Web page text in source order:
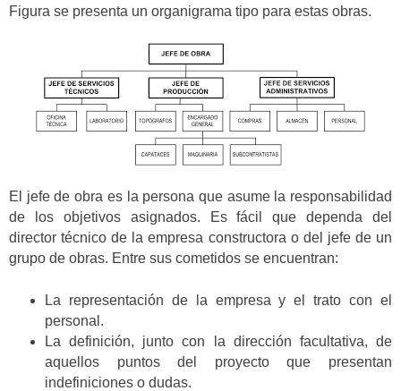
Figura se presenta un organigrama tipo para estas obras.
El jefe de obra es la persona que asume la responsabilidad
de los objetivos asignados. Es fácil que dependa del
director técnico de la empresa constructora o del jefe de un
grupo de obras. Entre sus cometidos se encuentran:
La representación de la empresa y el trato con el
personal.
La definición, junto con la dirección facultativa, de
aquellos puntos del proyecto que presentan
indefiniciones o dudas.